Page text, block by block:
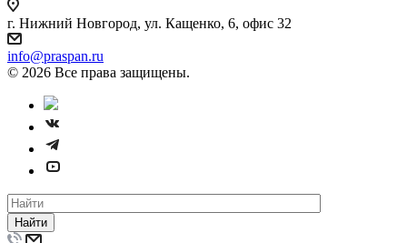
г. Нижний Новгород, ул. Кащенко, 6, офис 32
info@praspan.ru
© 2026 Все права защищены.
Найти